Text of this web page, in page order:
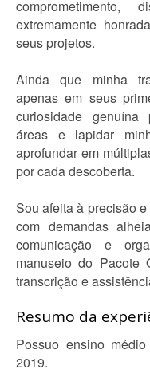
extremamente
seus projetos.
Ainda que minha
apenas em seus
curiosidade genuína
áreas e lapidar
aprofundar em
por cada descoberta.
Sou afeita à precisão
com demandas
comunicação e
manuseio do Pacote
transcrição e
Resumo da
Possuo ensino
2019.